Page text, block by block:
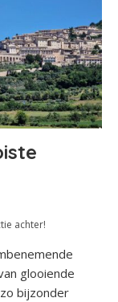
achter!
glooiende
bijzonder